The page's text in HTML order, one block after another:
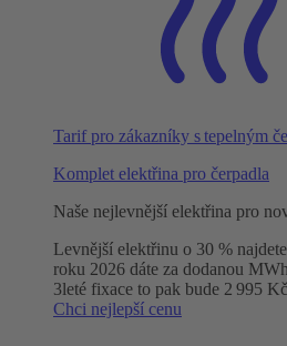
Tarif pro zákazníky s tepelným
Komplet elektřina pro čerpadla
Naše nejlevnější elektřina pro
Levnější elektřinu o 30 %
roku 2026 dáte za dodanou
3leté fixace to pak bude 2 995
Chci nejlepší cenu